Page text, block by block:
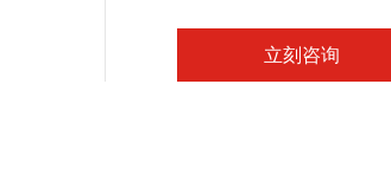
立刻咨询